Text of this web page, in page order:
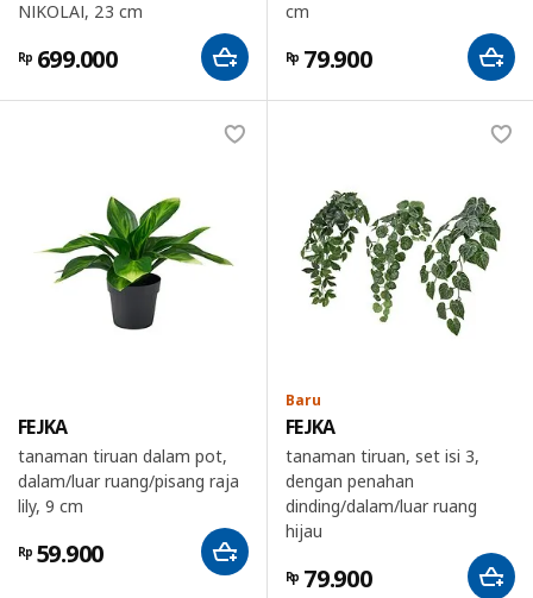
NIKOLAI, 23 cm
Rp 699.000
cm
Rp 79.900
FEJKA
tanaman tiruan dalam pot,
dalam/luar ruang/pisang raja
lily, 9 cm
Rp 59.900
Baru
FEJKA
tanaman tiruan, set isi 3,
dengan penahan
dinding/dalam/luar ruang
hijau
Rp 79.900